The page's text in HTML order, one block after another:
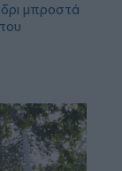
μπροστά